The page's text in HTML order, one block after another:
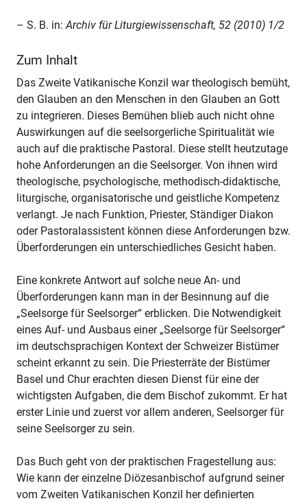
– S. B. in:Archiv für Liturgiewissenschaft, 52 (2010) 1/2
Zum Inhalt
Das Zweite Vatikanische Konzil war theologisch bemüht,
den Glauben an den Menschen in den Glauben an Gott
zu integrieren. Dieses Bemühen blieb auch nicht ohne
Auswirkungen auf die seelsorgerliche Spiritualität wie
auch auf die praktische Pastoral. Diese stellt heutzutage
hohe Anforderungen an die Seelsorger. Von ihnen wird
theologische, psychologische, methodisch-didaktische,
liturgische, organisatorische und geistliche Kompetenz
verlangt. Je nach Funktion, Priester, Ständiger Diakon
oder Pastoralassistent können diese Anforderungen bzw.
Überforderungen ein unterschiedliches Gesicht haben.
Eine konkrete Antwort auf solche neue An- und
Überforderungen kann man in der Besinnung auf die
„Seelsorge für Seelsorger“ erblicken. Die Notwendigkeit
eines Auf- und Ausbaus einer „Seelsorge für Seelsorger“
im deutschsprachigen Kontext der Schweizer Bistümer
scheint erkannt zu sein. Die Priesterräte der Bistümer
Basel und Chur erachten diesen Dienst für eine der
wichtigsten Aufgaben, die dem Bischof zukommt. Er hat
erster Linie und zuerst vor allem anderen, Seelsorger für
seine Seelsorger zu sein.
Das Buch geht von der praktischen Fragestellung aus:
Wie kann der einzelne Diözesanbischof aufgrund seiner
vom Zweiten Vatikanischen Konzil her definierten